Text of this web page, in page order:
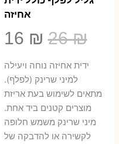
אחיזה
26₪
המחיר
המקורי
היה:
26 ₪.
16 ₪
ידית אחיזה נוחה ויעילה
למיני שרינק (לפלף).
מתאים לשימוש בעת אריזת
מוצרים קטנים ביד אחת.
​מיני שרינק משמש חלופה
לקשירה או להדבקה של